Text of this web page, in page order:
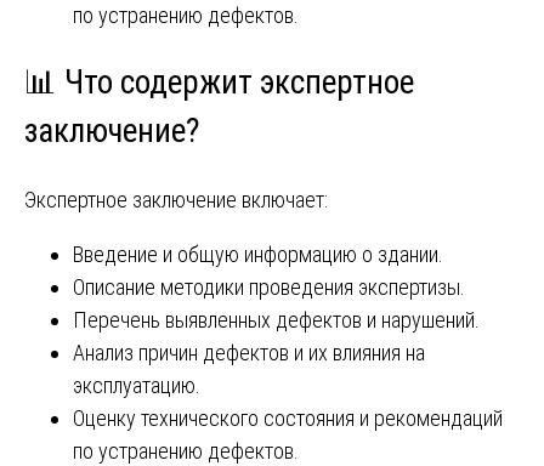
по устранению дефектов.
📊 Что содержит экспертное
заключение?
Экспертное заключение включает:
Введение и общую информацию о здании.
Описание методики проведения экспертизы.
Перечень выявленных дефектов и нарушений.
Анализ причин дефектов и их влияния на
эксплуатацию.
Оценку технического состояния и рекомендаций
по устранению дефектов.